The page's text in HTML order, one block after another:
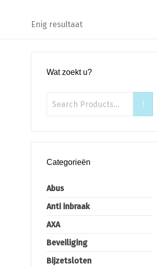
Enig resultaat
Wat zoekt u?
Categorieën
Abus
Anti inbraak
AXA
Beveiliging
Bijzetsloten